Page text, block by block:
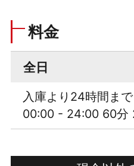
料金
全日
入庫より24時間ま
00:00 - 24:00 60分